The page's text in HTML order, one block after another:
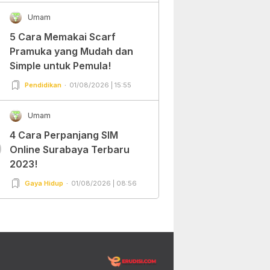
Umam
5 Cara Memakai Scarf
Pramuka yang Mudah dan
Simple untuk Pemula!
Pendidikan 01/08/2026 | 15:55
Umam
4 Cara Perpanjang SIM
Online Surabaya Terbaru
2023!
Gaya Hidup 01/08/2026 | 08:56